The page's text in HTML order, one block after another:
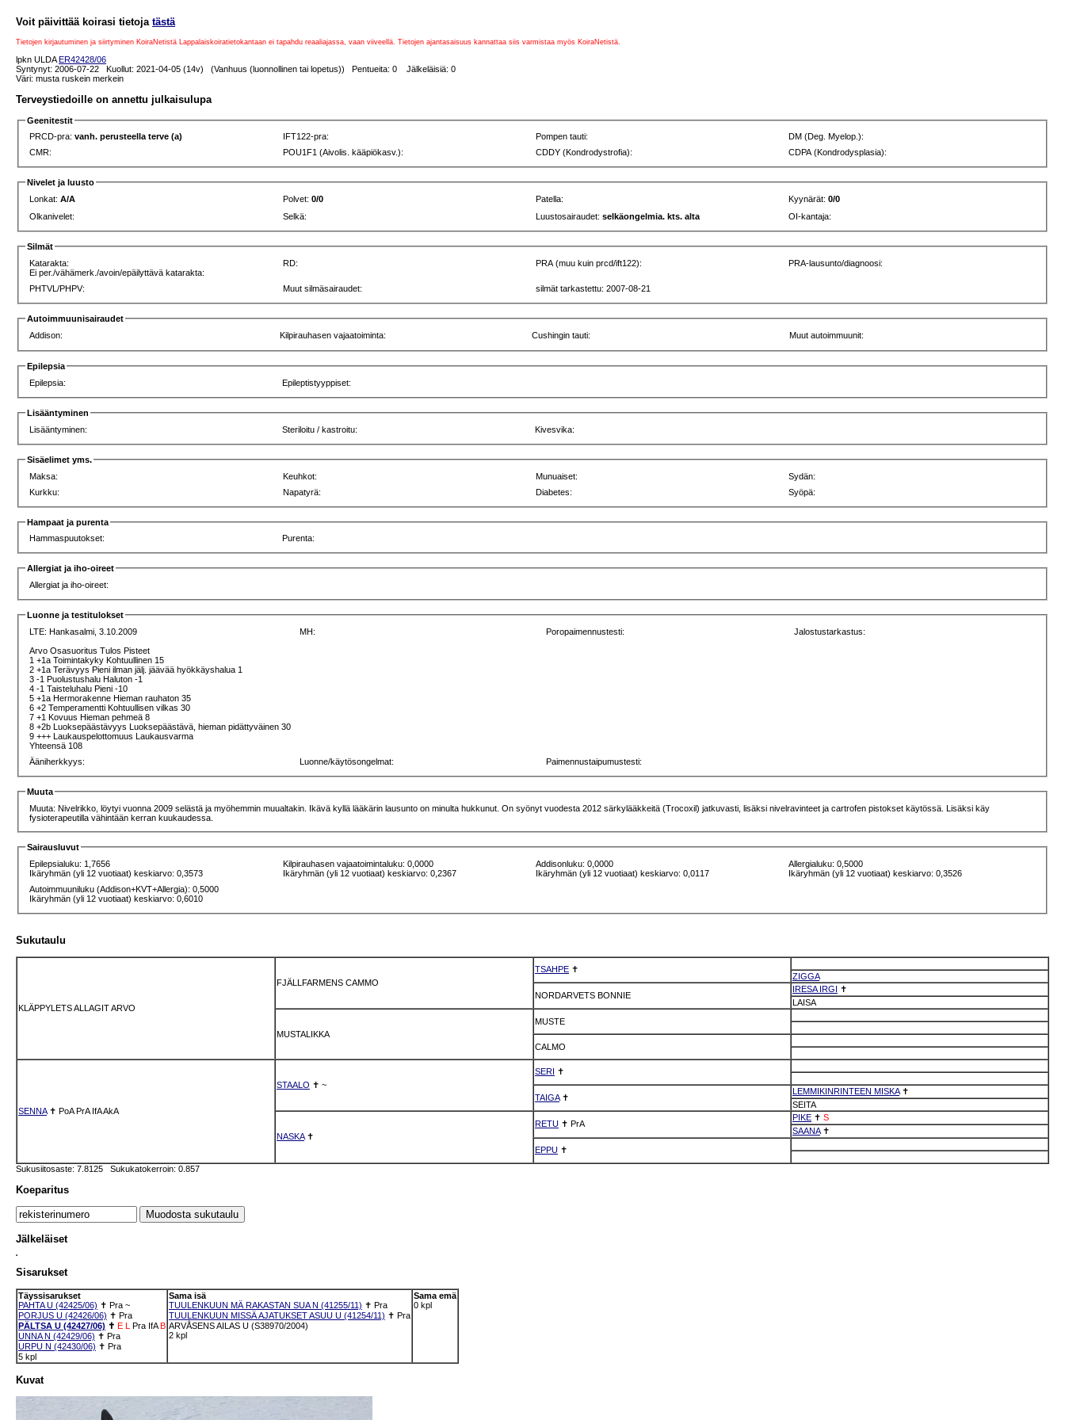
Voit päivittää koirasi tietoja tästä
Tietojen kirjautuminen ja siirtyminen KoiraNetistä Lappalaiskoiratietokantaan ei tapahdu reaaliajassa, vaan viiveellä. Tietojen ajantasaisuus kannattaa siis varmistaa myös KoiraNetistä.
lpkn ULDAER42428/06
Syntynyt: 2006-07-22 Kuollut: 2021-04-05 (14v) (Vanhuus (luonnollinen tai lopetus)) Pentueita: 0 Jälkeläisiä: 0
Väri: musta ruskein merkein
Terveystiedoille on annettu julkaisulupa
Geenitestit
PRCD-pra:vanh. perusteella terve (a) IFT122-pra: Pompen tauti:
DM (Deg. Myelop.):
CMR:
POU1F1 (Aivolis. kääpiökasv.): CDDY (Kondrodystrofia): CDPA (Kondrodysplasia):
Nivelet ja luusto
Lonkat:A/A Polvet:0/0 Patella: Kyynärät:0/0
Olkanivelet:
Selkä: Luustosairaudet:selkäongelmia. kts. alta OI-kantaja:
Silmät
Katarakta:
Ei per./vähämerk./avoin/epäilyttävä katarakta:
RD: PRA (muu kuin prcd/ift122): PRA-lausunto/diagnoosi:
PHTVL/PHPV: Muut silmäsairaudet: silmät tarkastettu: 2007-08-21
Autoimmuunisairaudet
Addison:
Kilpirauhasen vajaatoiminta: Cushingin tauti: Muut autoimmuunit:
Epilepsia
Epilepsia:
Epileptistyyppiset:
Lisääntyminen
Lisääntyminen:
Steriloitu / kastroitu: Kivesvika:
Sisäelimet yms.
Maksa:
Keuhkot: Munuaiset:
Sydän:
Kurkku:
Napatyrä: Diabetes: Syöpä:
Hampaat ja purenta
Hammaspuutokset:
Purenta:
Allergiat ja iho-oireet
Allergiat ja iho-oireet:
Luonne ja testitulokset
LTE:Hankasalmi, 3.10.2009
Arvo Osasuoritus Tulos Pisteet
1 +1a Toimintakyky Kohtuullinen 15
2 +1a Terävyys Pieni ilman jälj. jäävää hyökkäyshalua 1
3 -1 Puolustushalu Haluton -1
4 -1 Taisteluhalu Pieni -10
5 +1a Hermorakenne Hieman rauhaton 35
6 +2 Temperamentti Kohtuullisen vilkas 30
7 +1 Kovuus Hieman pehmeä 8
8 +2b Luoksepäästävyys Luoksepäästävä, hieman pidättyväinen 30
9 +++ Laukauspelottomuus Laukausvarma
Yhteensä 108
MH: Poropaimennustesti: Jalostustarkastus:
Ääniherkkyys: Luonne/käytösongelmat: Paimennustaipumustesti:
Muuta
Muuta: Nivelrikko, löytyi vuonna 2009 selästä ja myöhemmin muualtakin. Ikävä kyllä lääkärin lausunto on minulta hukkunut. On syönyt vuodesta 2012 särkylääkkeitä (Trocoxil) jatkuvasti, lisäksi nivelravinteet ja cartrofen pistokset käytössä. Lisäksi käy
fysioterapeutilla vähintään kerran kuukaudessa.
Sairausluvut
Epilepsialuku: 1,7656
Ikäryhmän (yli 12 vuotiaat) keskiarvo: 0,3573
Kilpirauhasen vajaatoimintaluku: 0,0000
Ikäryhmän (yli 12 vuotiaat) keskiarvo: 0,2367
Addisonluku: 0,0000
Ikäryhmän (yli 12 vuotiaat) keskiarvo: 0,0117
Allergialuku: 0,5000
Ikäryhmän (yli 12 vuotiaat) keskiarvo: 0,3526
Autoimmuuniluku (Addison+KVT+Allergia): 0,5000
Ikäryhmän (yli 12 vuotiaat) keskiarvo: 0,6010
Sukutaulu
KLÄPPYLETS ALLAGIT ARVO
FJÄLLFARMENS CAMMO
TSAHPE ✝
ZIGGA
NORDARVETS BONNIE
IRESA IRGI ✝
LAISA
MUSTALIKKA
MUSTE
CALMO
SENNA✝ PoA PrA IfAAkA
STAALO ✝ ~
SERI ✝
TAIGA✝
LEMMIKINRINTEEN MISKA✝
SEITA
NASKA✝
RETU ✝ PrA
PIKE ✝ S
SAANA✝
EPPU ✝
Sukusiitosaste: 7.8125 Sukukatokerroin: 0.857
Koeparitus
Jälkeläiset
Sisarukset
Täyssisarukset
PAHTA U (42425/06) ✝ Pra ~
PORJUS U (42426/06) ✝ Pra
PÄLTSA U (42427/06) ✝ E L Pra IfA B
UNNA N (42429/06) ✝ Pra
URPU N (42430/06) ✝ Pra
5 kpl
Sama isä
TUULENKUUN MÄ RAKASTAN SUA N (41255/11) ✝ Pra
TUULENKUUN MISSÄ AJATUKSET ASUU U (41254/11) ✝ Pra
ARVÅSENS AILAS U (S38970/2004)
2 kpl
Sama emä
0 kpl
Kuvat